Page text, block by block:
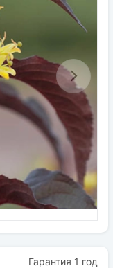
Гарантия 1 год